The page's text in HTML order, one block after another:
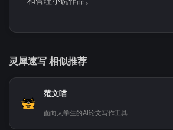
灵犀速写 相似推荐
范文喵
面向大学生的AI论文写作工具